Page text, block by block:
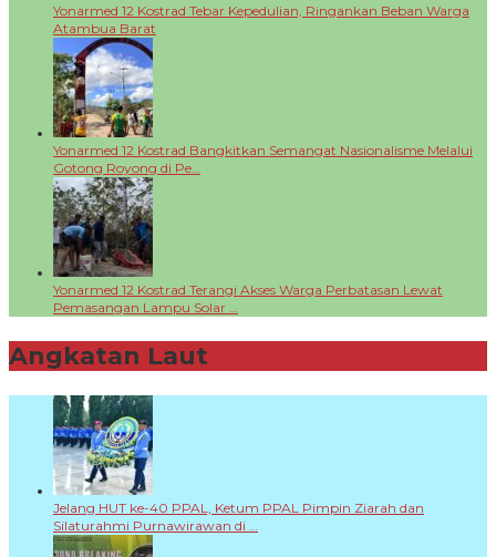
Yonarmed 12 Kostrad Tebar Kepedulian, Ringankan Beban Warga
Atambua Barat
Yonarmed 12 Kostrad Bangkitkan Semangat Nasionalisme Melalui
Gotong Royong di Pe…
Yonarmed 12 Kostrad Terangi Akses Warga Perbatasan Lewat
Pemasangan Lampu Solar …
Angkatan Laut
Jelang HUT ke-40 PPAL, Ketum PPAL Pimpin Ziarah dan
Silaturahmi Purnawirawan di …